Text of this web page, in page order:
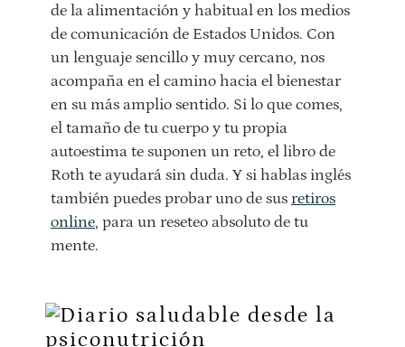
de la alimentación y habitual en los medios
de comunicación de Estados Unidos. Con
un lenguaje sencillo y muy cercano, nos
acompaña en el camino hacia el bienestar
en su más amplio sentido. Si lo que comes,
el tamaño de tu cuerpo y tu propia
autoestima te suponen un reto, el libro de
Roth te ayudará sin duda. Y si hablas inglés
también puedes probar uno de sus retiros
online, para un reseteo absoluto de tu
mente.